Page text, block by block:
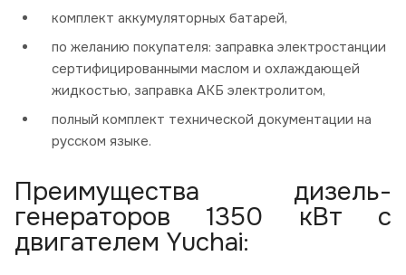
комплект аккумуляторных батарей,
по желанию покупателя: заправка электростанции
сертифицированными маслом и охлаждающей
жидкостью, заправка АКБ электролитом,
полный комплект технической документации на
русском языке.
Преимущества дизель-
генераторов 1350 кВт с
двигателем Yuchai: